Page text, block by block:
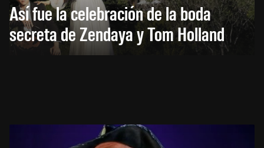
Así fue la celebración de la boda
secreta de Zendaya y Tom Holland